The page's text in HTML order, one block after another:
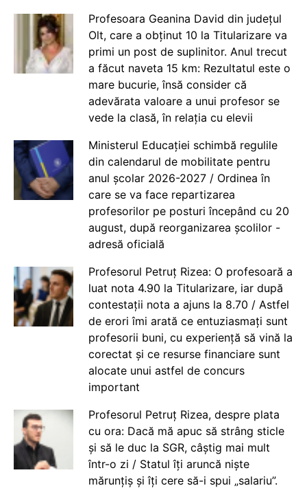
Profesoara Geanina David din județul
Olt, care a obținut 10 la Titularizare va
primi un post de suplinitor. Anul trecut
a făcut naveta 15 km: Rezultatul este o
mare bucurie, însă consider că
adevărata valoare a unui profesor se
vede la clasă, în relația cu elevii
Ministerul Educației schimbă regulile
din calendarul de mobilitate pentru
anul școlar 2026-2027 / Ordinea în
care se va face repartizarea
profesorilor pe posturi începând cu 20
august, după reorganizarea școlilor -
adresă oficială
Profesorul Petruț Rizea: O profesoară a
luat nota 4.90 la Titularizare, iar după
contestații nota a ajuns la 8.70 / Astfel
de erori îmi arată ce entuziasmați sunt
profesorii buni, cu experiență să vină la
corectat și ce resurse financiare sunt
alocate unui astfel de concurs
important
Profesorul Petruț Rizea, despre plata
cu ora: Dacă mă apuc să strâng sticle
și să le duc la SGR, câștig mai mult
într-o zi / Statul îți aruncă niște
mărunțiș și îți cere să-i spui „salariu”.